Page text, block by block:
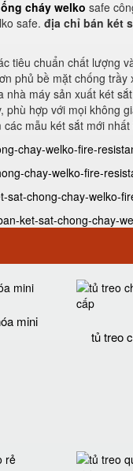
cháy welko safe
safe. địa chỉ bán két
tiêu chuẩn chất lượng
phủ bề mặt chống
máy sản xuất két
hợp với mọi không
mẫu két sắt mới nhất
chay-welko-fire-
chay-welko-fire-
chong-chay-welko-
ket-sat-chong-chay-
mini
tủ treo